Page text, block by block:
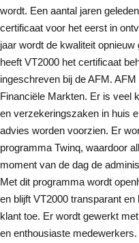
wordt. Een aantal jaren
certificaat voor het eerst in
jaar wordt de kwaliteit opnieuw
heeft VT2000 het certificaat
ingeschreven bij de AFM.
Financiële Markten. Er is veel
en verzekeringszaken in huis
advies worden voorzien. Er
programma Twinq, waardoor
moment van de dag de
Met dit programma wordt
en blijft VT2000 transparant
klant toe. Er wordt gewerkt
en enthousiaste